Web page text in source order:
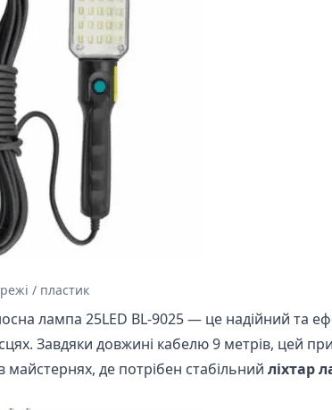
/ пластик
лампа 25LED BL-9025 — це надійний та
Завдяки довжині кабелю 9 метрів, цей
де потрібен стабільний ліхтар